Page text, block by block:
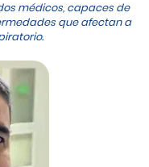
médicos, capaces de
que afectan a